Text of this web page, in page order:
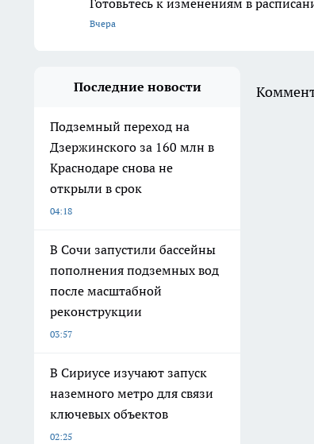
Готовьтесь к изменениям в
Вчера
Последние новости
Подземный переход на
Дзержинского за 160 млн в
Краснодаре снова не
открыли в срок
04:18
В Сочи запустили бассейны
пополнения подземных вод
после масштабной
реконструкции
03:57
В Сириусе изучают запуск
наземного метро для связи
ключевых объектов
02:25